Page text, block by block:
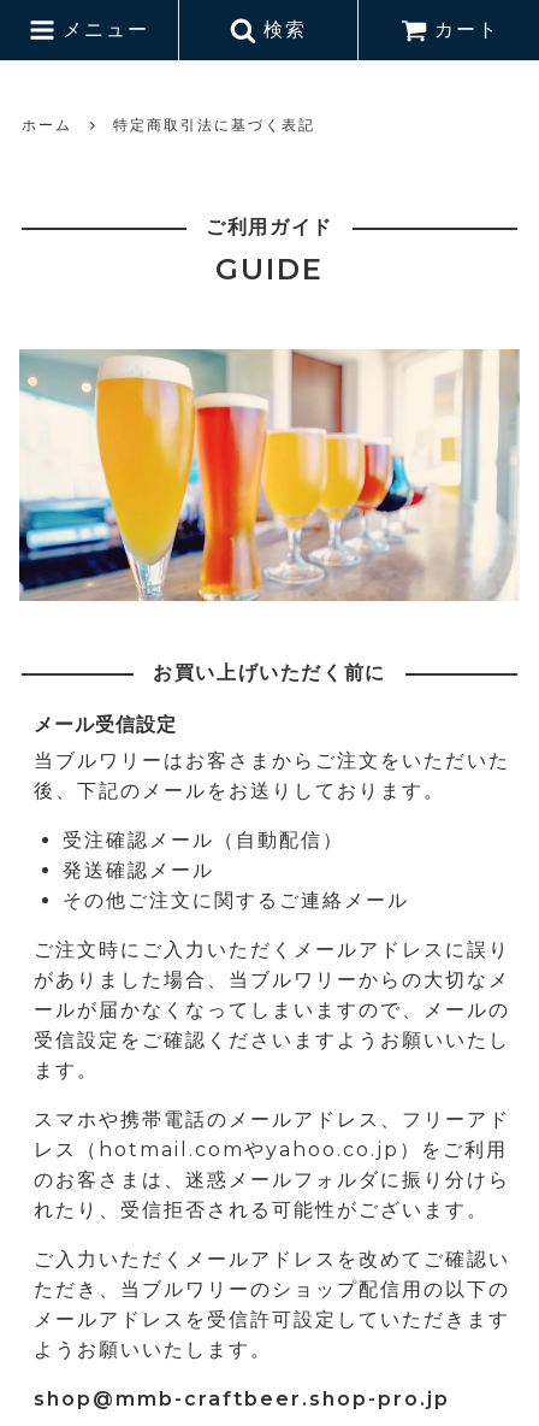
メニュー 検索 カート
ホーム 特定商取引法に基づく表記
ご利用ガイド
GUIDE
お買い上げいただく前に
メール受信設定
当ブルワリーはお客さまからご注文をいただいた
後、下記のメールをお送りしております。
受注確認メール（自動配信）
発送確認メール
その他ご注文に関するご連絡メール
ご注文時にご入力いただくメールアドレスに誤り
がありました場合、当ブルワリーからの大切なメ
ールが届かなくなってしまいますので、メールの
受信設定をご確認くださいますようお願いいたし
ます。
スマホや携帯電話のメールアドレス、フリーアド
レス（hotmail.comやyahoo.co.jp）をご利用
のお客さまは、迷惑メールフォルダに振り分けら
れたり、受信拒否される可能性がございます。
ご入力いただくメールアドレスを改めてご確認い
ただき、当ブルワリーのショップ配信用の以下の
メールアドレスを受信許可設定していただきます
ようお願いいたします。
shop@mmb-craftbeer.shop-pro.jp